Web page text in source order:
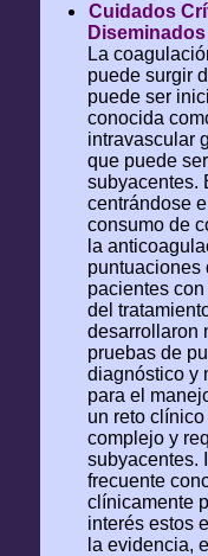
Cuidados
Diseminados
La
puede surgir
puede ser
conocida
intravascular
que puede
subyacentes.
centrándose
consumo de
la
puntuaciones
pacientes
del
desarrollaron
pruebas de
diagnóstico y
para el
un reto
complejo y
subyacentes.
frecuente
clínicamente
interés estos
la evidencia,